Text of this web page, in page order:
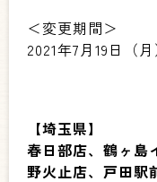
＜変更期間＞
2021年7月19日（
【埼玉県】
春日部店、鶴ヶ島
野火止店、戸田駅